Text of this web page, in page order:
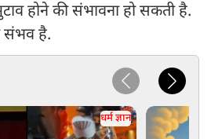
होने की संभावना हो सकती है.
संभव है.
धर्म ज्ञान